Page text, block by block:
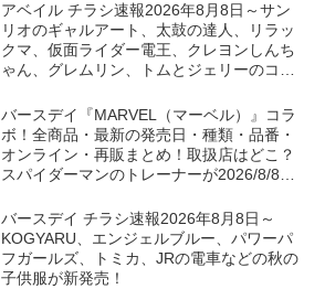
アベイル チラシ速報2026年8月8日～サン
リオのギャルアート、太鼓の達人、リラッ
クマ、仮面ライダー電王、クレヨンしんち
ゃん、グレムリン、トムとジェリーのコラ
バースデイ『MARVEL（マーベル）』コラ
ボ！全商品・最新の発売日・種類・品番・
オンライン・再販まとめ！取扱店はどこ？
スパイダーマンのトレーナーが2026/8/8よ
バースデイ チラシ速報2026年8月8日～
KOGYARU、エンジェルブルー、パワーパ
フガールズ、トミカ、JRの電車などの秋の
子供服が新発売！